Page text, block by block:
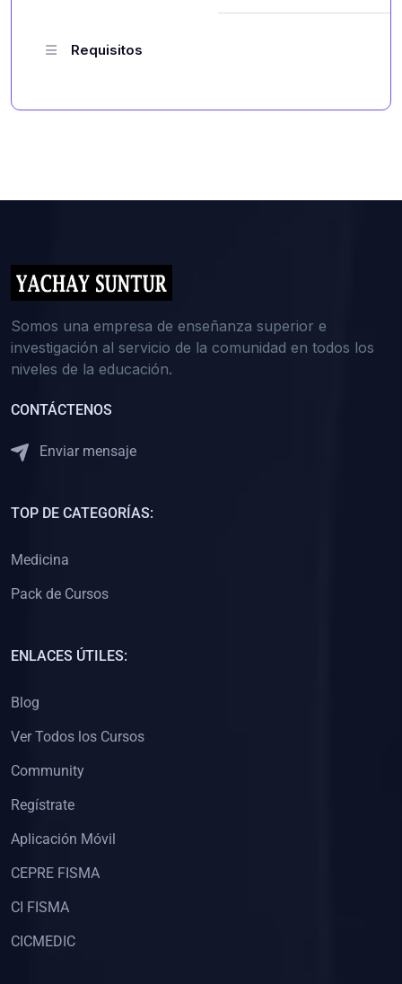
Requisitos
Somos una empresa de enseñanza superior e
investigación al servicio de la comunidad en todos los
niveles de la educación.
CONTÁCTENOS
Enviar mensaje
TOP DE CATEGORÍAS:
Medicina
Pack de Cursos
ENLACES ÚTILES:
Blog
Ver Todos los Cursos
Community
Regístrate
Aplicación Móvil
CEPRE FISMA
CI FISMA
CICMEDIC